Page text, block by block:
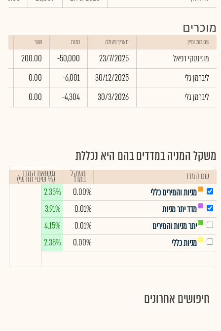
מוכרים
שם בעל עניין תאריך פעולה כמות שער
מוזינסקי רפאל 23/7/2025
-50,000
200.00
ליברמן גלי
30/12/2025
-6,001
0.00
ליברמן גלי
30/3/2026
-4,304
0.00
משקל המניה במדדים בהם היא נכללת
שם המדד משקל
במדד תשואת המדד
(% שינוי חודשי)
מניות והמירים כללי
0.00%
2.35%
מדד יתר מניות
0.01%
3.91%
יתר מניות והמירים
0.01%
4.15%
מניות כללי
0.00%
2.38%
חיפושים אחרונים